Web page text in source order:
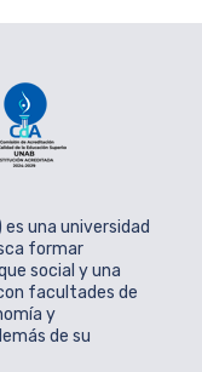
es una universidad
formar
social y una
facultades de
y
de su